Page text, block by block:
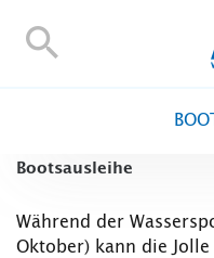
FORSCHUNG UND
ALUMNI
HOCHSCHULE
Bootsausleihe
Während der
Oktober) kann die